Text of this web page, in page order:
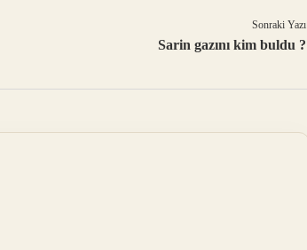
Sonraki Yazı
Sarin gazını kim buldu ?